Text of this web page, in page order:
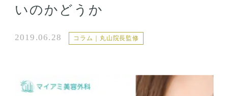
いのかどうか
2019.06.28 コラム｜丸山院長監修